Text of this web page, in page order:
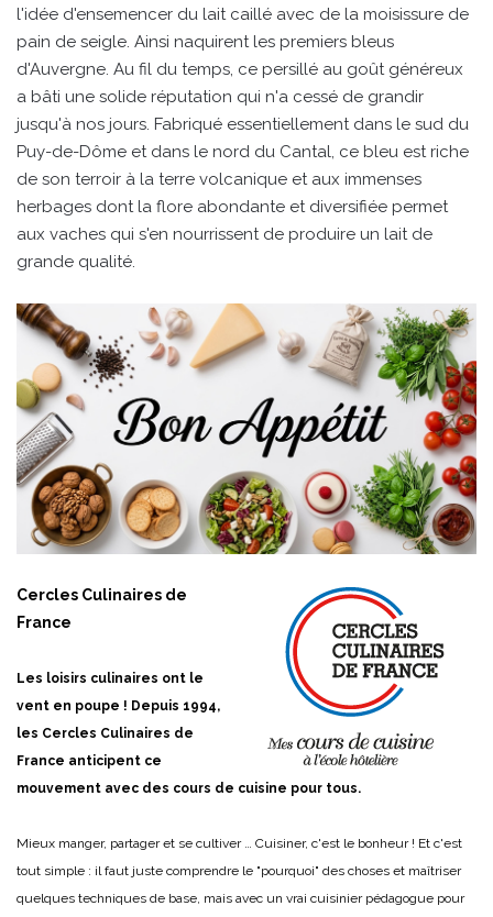
l'idée d'ensemencer du lait caillé avec de la moisissure de
pain de seigle. Ainsi naquirent les premiers bleus
d'Auvergne. Au fil du temps, ce persillé au goût généreux
a bâti une solide réputation qui n'a cessé de grandir
jusqu'à nos jours. Fabriqué essentiellement dans le sud du
Puy-de-Dôme et dans le nord du Cantal, ce bleu est riche
de son terroir à la terre volcanique et aux immenses
herbages dont la flore abondante et diversifiée permet
aux vaches qui s'en nourrissent de produire un lait de
grande qualité.
Cercles Culinaires de
France
Les loisirs culinaires ont le
vent en poupe ! Depuis 1994,
les Cercles Culinaires de
France anticipent ce
mouvement avec des cours de cuisine pour tous.
Mieux manger, partager et se cultiver … Cuisiner, c'est le bonheur ! Et c'est
tout simple : il faut juste comprendre le "pourquoi" des choses et maîtriser
quelques techniques de base, mais avec un vrai cuisinier pédagogue pour